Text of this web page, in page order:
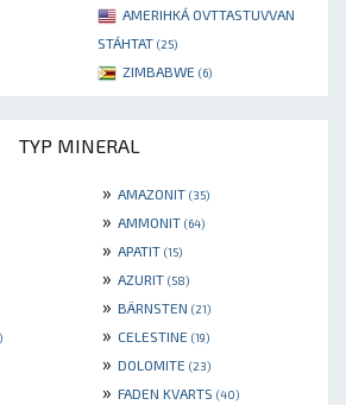
AMERIHKÁ OVTTASTUVVAN
STÁHTAT (25)
ZIMBABWE (6)
TYP MINERAL
» AMAZONIT (35)
» AMMONIT (64)
» APATIT (15)
» AZURIT (58)
» BÄRNSTEN (21)
» CELESTINE (19)
» DOLOMITE (23)
» FADEN KVARTS (40)